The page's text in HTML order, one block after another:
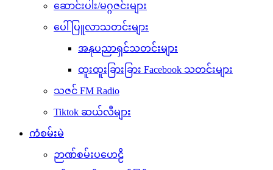
ဆောင်းပါး/မဂ္ဂဇင်းများ
ပေါ်ပြူလာသတင်းများ
အနုပညာရှင်သတင်းများ
ထူးထူးခြားခြား Facebook သတင်းများ
သဇင် FM Radio
Tiktok ဆယ်လီများ
ကံစမ်းမဲ
ဉာဏ်စမ်းပဟေဠိ